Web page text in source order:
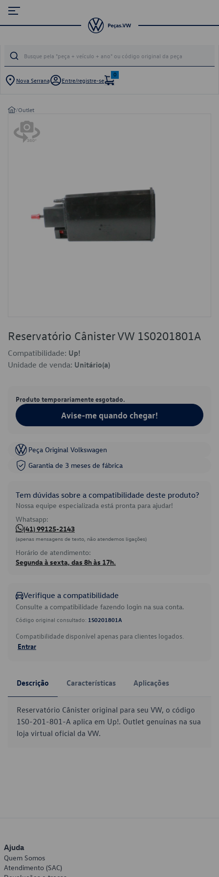
Nova Serrana Entre/registre-se
0
/Outlet
Reservatório Cânister VW 1S0201801A
Compatibilidade: Up!
Unidade de venda: Unitário(a)
Produto temporariamente esgotado.
Avise-me quando chegar!
Peça Original Volkswagen
Garantia de 3 meses de fábrica
Tem dúvidas sobre a compatibilidade deste produto?
Nossa equipe especializada está pronta para ajudar!
Whatsapp:
(41) 99125-2143
(apenas mensagens de texto, não atendemos ligações)
Horário de atendimento:
Segunda à sexta, das 8h às 17h.
Verifique a compatibilidade
Consulte a compatibilidade fazendo login na sua conta.
Código original consultado: 1S0201801A
Compatibilidade disponível apenas para clientes logados.
Entrar
Descrição Características Aplicações
Reservatório Cânister original para seu VW, o código
1S0-201-801-A aplica em Up!. Outlet genuínas na sua
loja virtual oficial da VW.
Ajuda
Quem Somos
Atendimento (SAC)